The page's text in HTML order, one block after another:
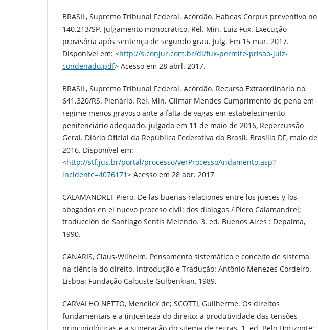
BRASIL, Supremo Tribunal Federal. Acórdão. Habeas Corpus preventivo no
140.213/SP. Julgamento monocrático. Rel. Min. Luiz Fux. Execução
provisória após sentença de segundo grau. Julg. Em 15 mar. 2017.
Disponível em: <http://s.conjur.com.br/dl/fux-permite-prisao-juiz-
condenado.pdf> Acesso em 28 abrl. 2017.
BRASIL, Supremo Tribunal Federal. Acórdão. Recurso Extraordinário no
641.320/RS. Plenário. Rel. Min. Gilmar Mendes Cumprimento de pena em
regime menos gravoso ante a falta de vagas em estabelecimento
penitenciário adequado. julgado em 11 de maio de 2016, Repercussão
Geral. Diário Oficial da República Federativa do Brasil. Brasília DF, maio de
2016. Disponível em:
<http://stf.jus.br/portal/processo/verProcessoAndamento.asp?
incidente=4076171> Acesso em 28 abr. 2017
CALAMANDREI, Piero. De las buenas relaciones entre los jueces y los
abogados en el nuevo proceso civil: dos dialogos / Piero Calamandrei;
traducción de Santiago Sentis Melendo. 3. ed. Buenos Aires : Depalma,
1990.
CANARIS, Claus-Wilhelm. Pensamento sistemático e conceito de sistema
na ciência do direito. Introdução e Tradução: Antônio Menezes Cordeiro.
Lisboa: Fundação Calouste Gulbenkian, 1989.
CARVALHO NETTO, Menelick de; SCOTTI, Guilherme. Os direitos
fundamentais e a (in)certeza do direito: a produtividade das tensões